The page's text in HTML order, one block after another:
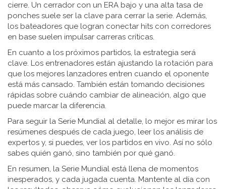
cierre. Un cerrador con un ERA bajo y una alta tasa de
ponches suele ser la clave para cerrar la serie. Además,
los bateadores que logran conectar hits con corredores
en base suelen impulsar carreras críticas.
En cuanto a los próximos partidos, la estrategia será
clave. Los entrenadores están ajustando la rotación para
que los mejores lanzadores entren cuando el oponente
está más cansado. También están tomando decisiones
rápidas sobre cuándo cambiar de alineación, algo que
puede marcar la diferencia.
Para seguir la Serie Mundial al detalle, lo mejor es mirar los
resúmenes después de cada juego, leer los análisis de
expertos y, si puedes, ver los partidos en vivo. Así no sólo
sabes quién ganó, sino también por qué ganó.
En resumen, la Serie Mundial está llena de momentos
inesperados, y cada jugada cuenta. Mantente al día con